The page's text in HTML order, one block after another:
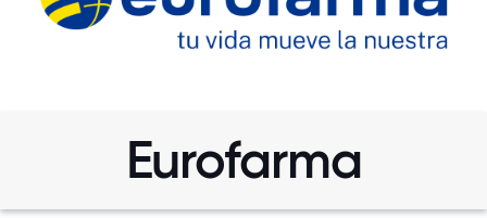
Eurofarma